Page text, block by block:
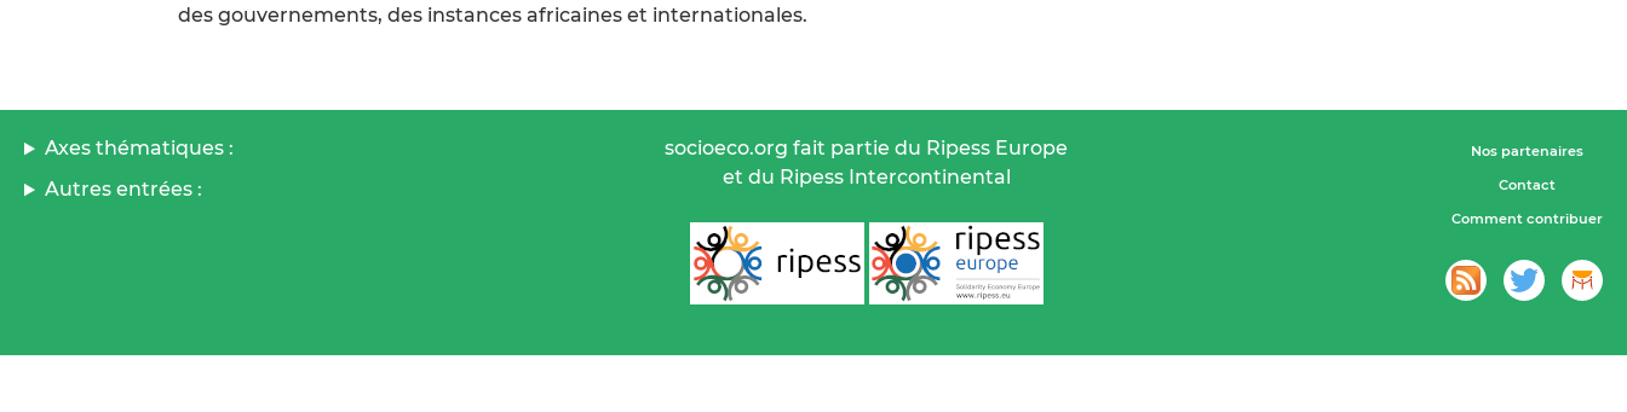
des gouvernements, des instances africaines et internationales.
Axes thématiques :
Autres entrées :
socioeco.org fait partie du Ripess Europe
et du Ripess Intercontinental
Nos partenaires
Contact
Comment contribuer